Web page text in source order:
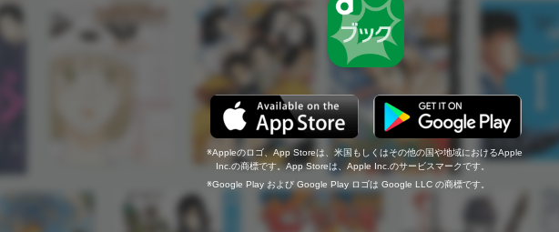
Appleのロゴ、App Storeは、米国もしくはその他の国や地域におけるApple
Inc.の商標です。App Storeは、Apple Inc.のサービスマークです。
Google Play および Google Play ロゴは Google LLC の商標です。